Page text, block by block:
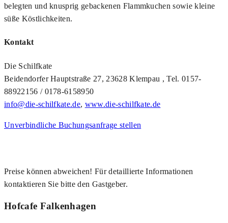
belegten und knusprig gebackenen Flammkuchen sowie kleine
süße Köstlichkeiten.
Kontakt
Die Schilfkate
Beidendorfer Hauptstraße 27, 23628 Klempau , Tel. 0157-
88922156 / 0178-6158950
info@die-schilfkate.de, www.die-schilfkate.de
Unverbindliche Buchungsanfrage stellen
Preise können abweichen! Für detaillierte Informationen
kontaktieren Sie bitte den Gastgeber.
Hofcafe Falkenhagen